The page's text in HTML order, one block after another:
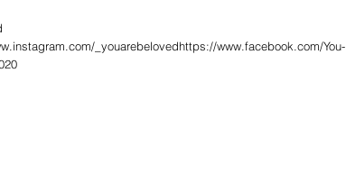
_youarebelovedhttps://www.facebook.com/You-